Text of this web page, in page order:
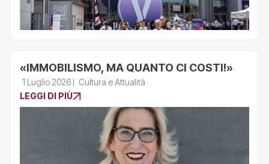
«IMMOBILISMO, MA QUANTO CI COSTI!»
1 Luglio 2026
Cultura e Attualità
LEGGI DI PIÙ